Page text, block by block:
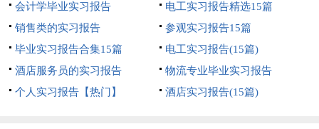
会计学毕业实习报告
电工实习报告精选15篇
销售类的实习报告
参观实习报告15篇
毕业实习报告合集15篇
电工实习报告(15篇)
酒店服务员的实习报告
物流专业毕业实习报告
个人实习报告【热门】
酒店实习报告(15篇)